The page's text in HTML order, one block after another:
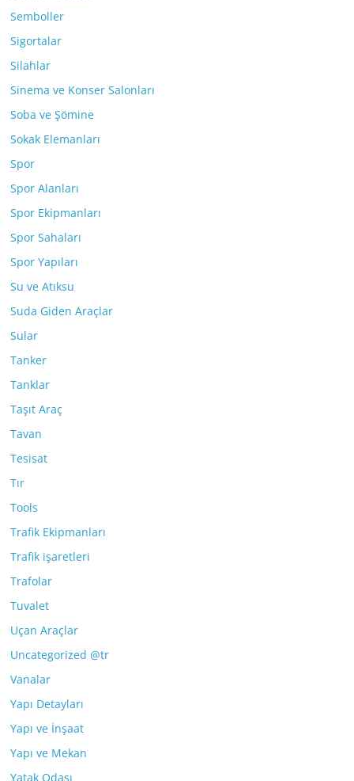
Semboller
Sigortalar
Silahlar
Sinema ve Konser Salonları
Soba ve Şömine
Sokak Elemanları
Spor
Spor Alanları
Spor Ekipmanları
Spor Sahaları
Spor Yapıları
Su ve Atıksu
Suda Giden Araçlar
Sular
Tanker
Tanklar
Taşıt Araç
Tavan
Tesisat
Tır
Tools
Trafik Ekipmanları
Trafik işaretleri
Trafolar
Tuvalet
Uçan Araçlar
Uncategorized @tr
Vanalar
Yapı Detayları
Yapı ve İnşaat
Yapı ve Mekan
Yatak Odası